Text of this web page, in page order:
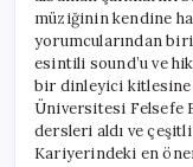
müziğinin kendine
yorumcularından
esintili sound’u ve
bir dinleyici kitlesine
Üniversitesi Felsefe
dersleri aldı ve
Kariyerindeki en